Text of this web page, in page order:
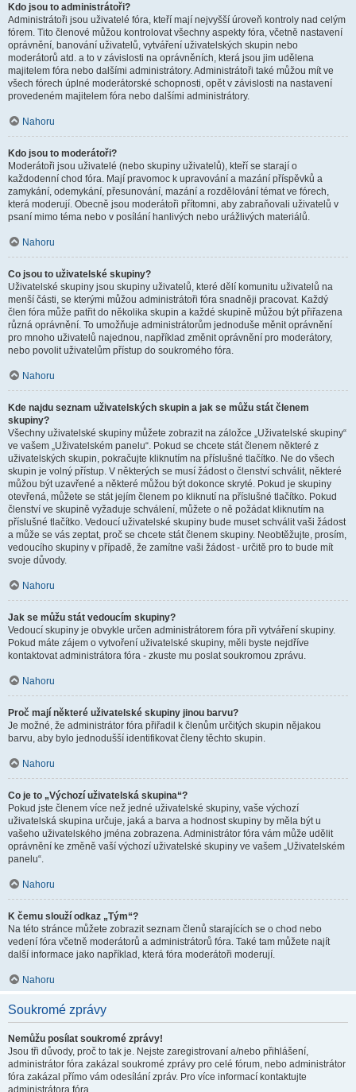
Kdo jsou to administrátoři?
Administrátoři jsou uživatelé fóra, kteří mají nejvyšší úroveň kontroly nad celým
fórem. Tito členové můžou kontrolovat všechny aspekty fóra, včetně nastavení
oprávnění, banování uživatelů, vytváření uživatelských skupin nebo
moderátorů atd. a to v závislosti na oprávněních, která jsou jim udělena
majitelem fóra nebo dalšími administrátory. Administrátoři také můžou mít ve
všech fórech úplné moderátorské schopnosti, opět v závislosti na nastavení
provedeném majitelem fóra nebo dalšími administrátory.
Nahoru
Kdo jsou to moderátoři?
Moderátoři jsou uživatelé (nebo skupiny uživatelů), kteří se starají o
každodenní chod fóra. Mají pravomoc k upravování a mazání příspěvků a
zamykání, odemykání, přesunování, mazání a rozdělování témat ve fórech,
která moderují. Obecně jsou moderátoři přítomni, aby zabraňovali uživatelů v
psaní mimo téma nebo v posílání hanlivých nebo urážlivých materiálů.
Nahoru
Co jsou to uživatelské skupiny?
Uživatelské skupiny jsou skupiny uživatelů, které dělí komunitu uživatelů na
menší části, se kterými můžou administrátoři fóra snadněji pracovat. Každý
člen fóra může patřit do několika skupin a každé skupině můžou být přiřazena
různá oprávnění. To umožňuje administrátorům jednoduše měnit oprávnění
pro mnoho uživatelů najednou, například změnit oprávnění pro moderátory,
nebo povolit uživatelům přístup do soukromého fóra.
Nahoru
Kde najdu seznam uživatelských skupin a jak se můžu stát členem
skupiny?
Všechny uživatelské skupiny můžete zobrazit na záložce „Uživatelské skupiny“
ve vašem „Uživatelském panelu“. Pokud se chcete stát členem některé z
uživatelských skupin, pokračujte kliknutím na příslušné tlačítko. Ne do všech
skupin je volný přístup. V některých se musí žádost o členství schválit, některé
můžou být uzavřené a některé můžou být dokonce skryté. Pokud je skupiny
otevřená, můžete se stát jejím členem po kliknutí na příslušné tlačítko. Pokud
členství ve skupině vyžaduje schválení, můžete o ně požádat kliknutím na
příslušné tlačítko. Vedoucí uživatelské skupiny bude muset schválit vaši žádost
a může se vás zeptat, proč se chcete stát členem skupiny. Neobtěžujte, prosím,
vedoucího skupiny v případě, že zamítne vaši žádost - určitě pro to bude mít
svoje důvody.
Nahoru
Jak se můžu stát vedoucím skupiny?
Vedoucí skupiny je obvykle určen administrátorem fóra při vytváření skupiny.
Pokud máte zájem o vytvoření uživatelské skupiny, měli byste nejdříve
kontaktovat administrátora fóra - zkuste mu poslat soukromou zprávu.
Nahoru
Proč mají některé uživatelské skupiny jinou barvu?
Je možné, že administrátor fóra přiřadil k členům určitých skupin nějakou
barvu, aby bylo jednodušší identifikovat členy těchto skupin.
Nahoru
Co je to „Výchozí uživatelská skupina“?
Pokud jste členem více než jedné uživatelské skupiny, vaše výchozí
uživatelská skupina určuje, jaká a barva a hodnost skupiny by měla být u
vašeho uživatelského jména zobrazena. Administrátor fóra vám může udělit
oprávnění ke změně vaší výchozí uživatelské skupiny ve vašem „Uživatelském
panelu“.
Nahoru
K čemu slouží odkaz „Tým“?
Na této stránce můžete zobrazit seznam členů starajících se o chod nebo
vedení fóra včetně moderátorů a administrátorů fóra. Také tam můžete najít
další informace jako například, která fóra moderátoři moderují.
Nahoru
Soukromé zprávy
Nemůžu posílat soukromé zprávy!
Jsou tři důvody, proč to tak je. Nejste zaregistrovaní a/nebo přihlášení,
administrátor fóra zakázal soukromé zprávy pro celé fórum, nebo administrátor
fóra zakázal přímo vám odesílání zpráv. Pro více informací kontaktujte
administrátora fóra.